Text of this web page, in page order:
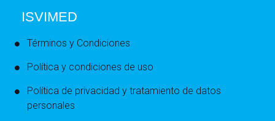
ISVIMED
Términos y Condiciones
Política y condiciones de uso
Política de privacidad y tratamiento de datos
personales